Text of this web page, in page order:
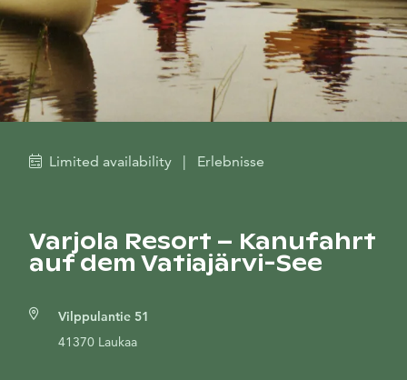
Limited availability | Erlebnisse
Varjola Resort – Kanufahrt
auf dem Vatiajärvi-See
Vilppulantie 51
41370 Laukaa